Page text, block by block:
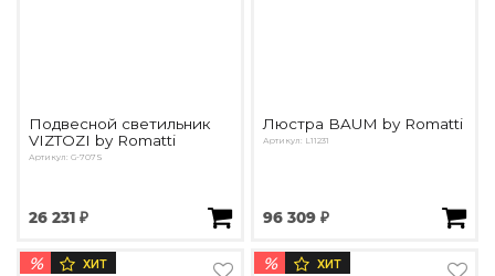
Подвесной светильник
VIZTOZI by Romatti
Артикул: G-707S
26 231 ₽
Люстра BAUM by Romatti
Артикул: L11231
96 309 ₽
% ХИТ % ХИТ